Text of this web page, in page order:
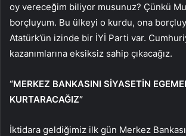
oy vereceğim biliyor musunuz? Çünkü
borçluyum. Bu ülkeyi o kurdu, ona
Atatürk’ün izinde bir İYİ Parti var.
kazanımlarına eksiksiz sahip çıkacağız.
“MERKEZ BANKASINI SİYASETİN
KURTARACAĞIZ”
İktidara geldiğimiz ilk gün Merkez